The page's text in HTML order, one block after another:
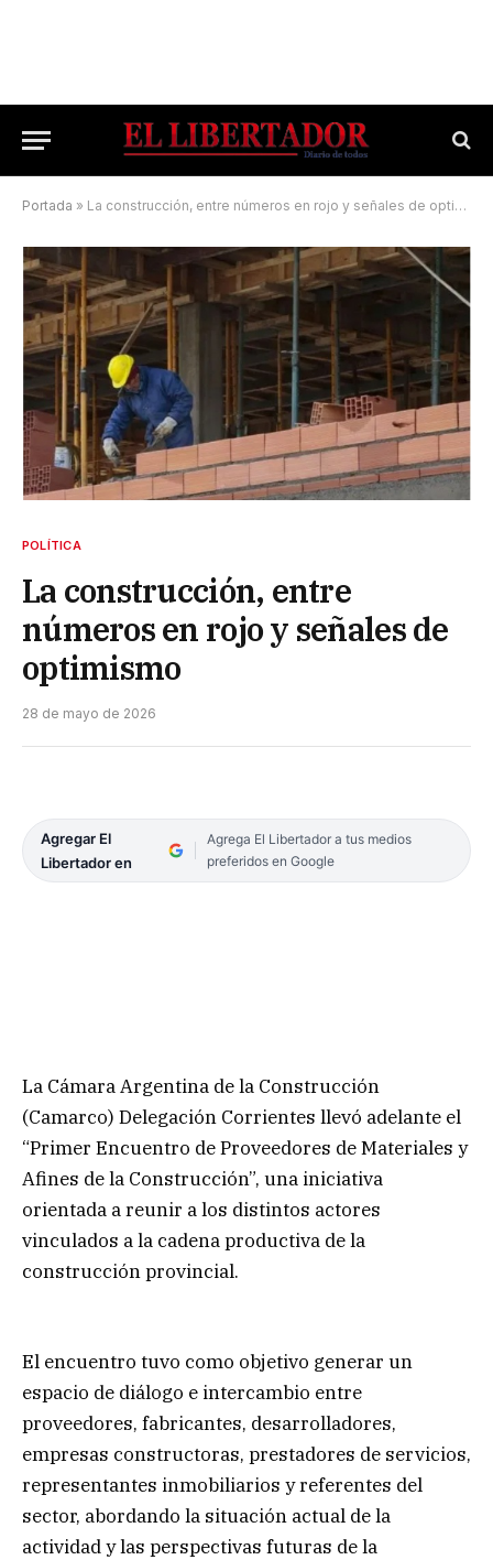
Portada » La construcción, entre números en rojo y señales de optimismo
POLÍTICA
La construcción, entre
números en rojo y señales de
optimismo
28 de mayo de 2026
Agregar El
Libertador en
Agrega El Libertador a tus medios
preferidos en Google
La Cámara Argentina de la Construcción
(Camarco) Delegación Corrientes llevó adelante el
“Primer Encuentro de Proveedores de Materiales y
Afines de la Construcción”, una iniciativa
orientada a reunir a los distintos actores
vinculados a la cadena productiva de la
construcción provincial.
El encuentro tuvo como objetivo generar un
espacio de diálogo e intercambio entre
proveedores, fabricantes, desarrolladores,
empresas constructoras, prestadores de servicios,
representantes inmobiliarios y referentes del
sector, abordando la situación actual de la
actividad y las perspectivas futuras de la